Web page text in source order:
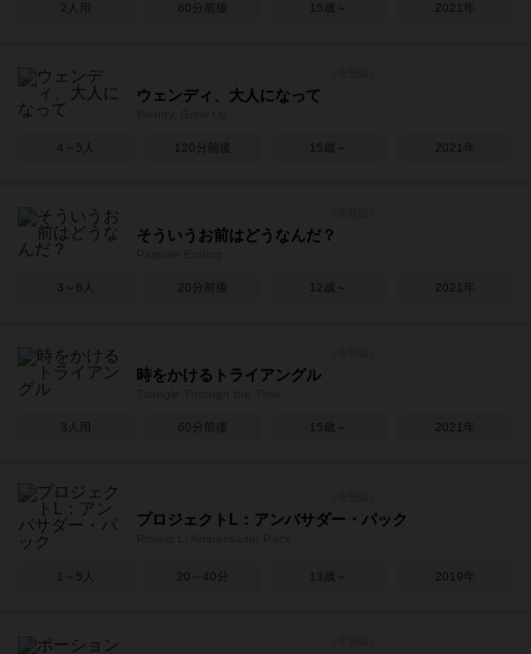
2人用 60分前後 15歳～ 2021年
ウェンディ、大人になって
4～5人 120分前後 15歳～ 2021年
そういうお前はどうなんだ？
3～6人 20分前後 12歳～ 2021年
時をかけるトライアングル
3人用 60分前後 15歳～ 2021年
プロジェクトL：アンバサダー・パック
1～5人 20～40分 13歳～ 2019年